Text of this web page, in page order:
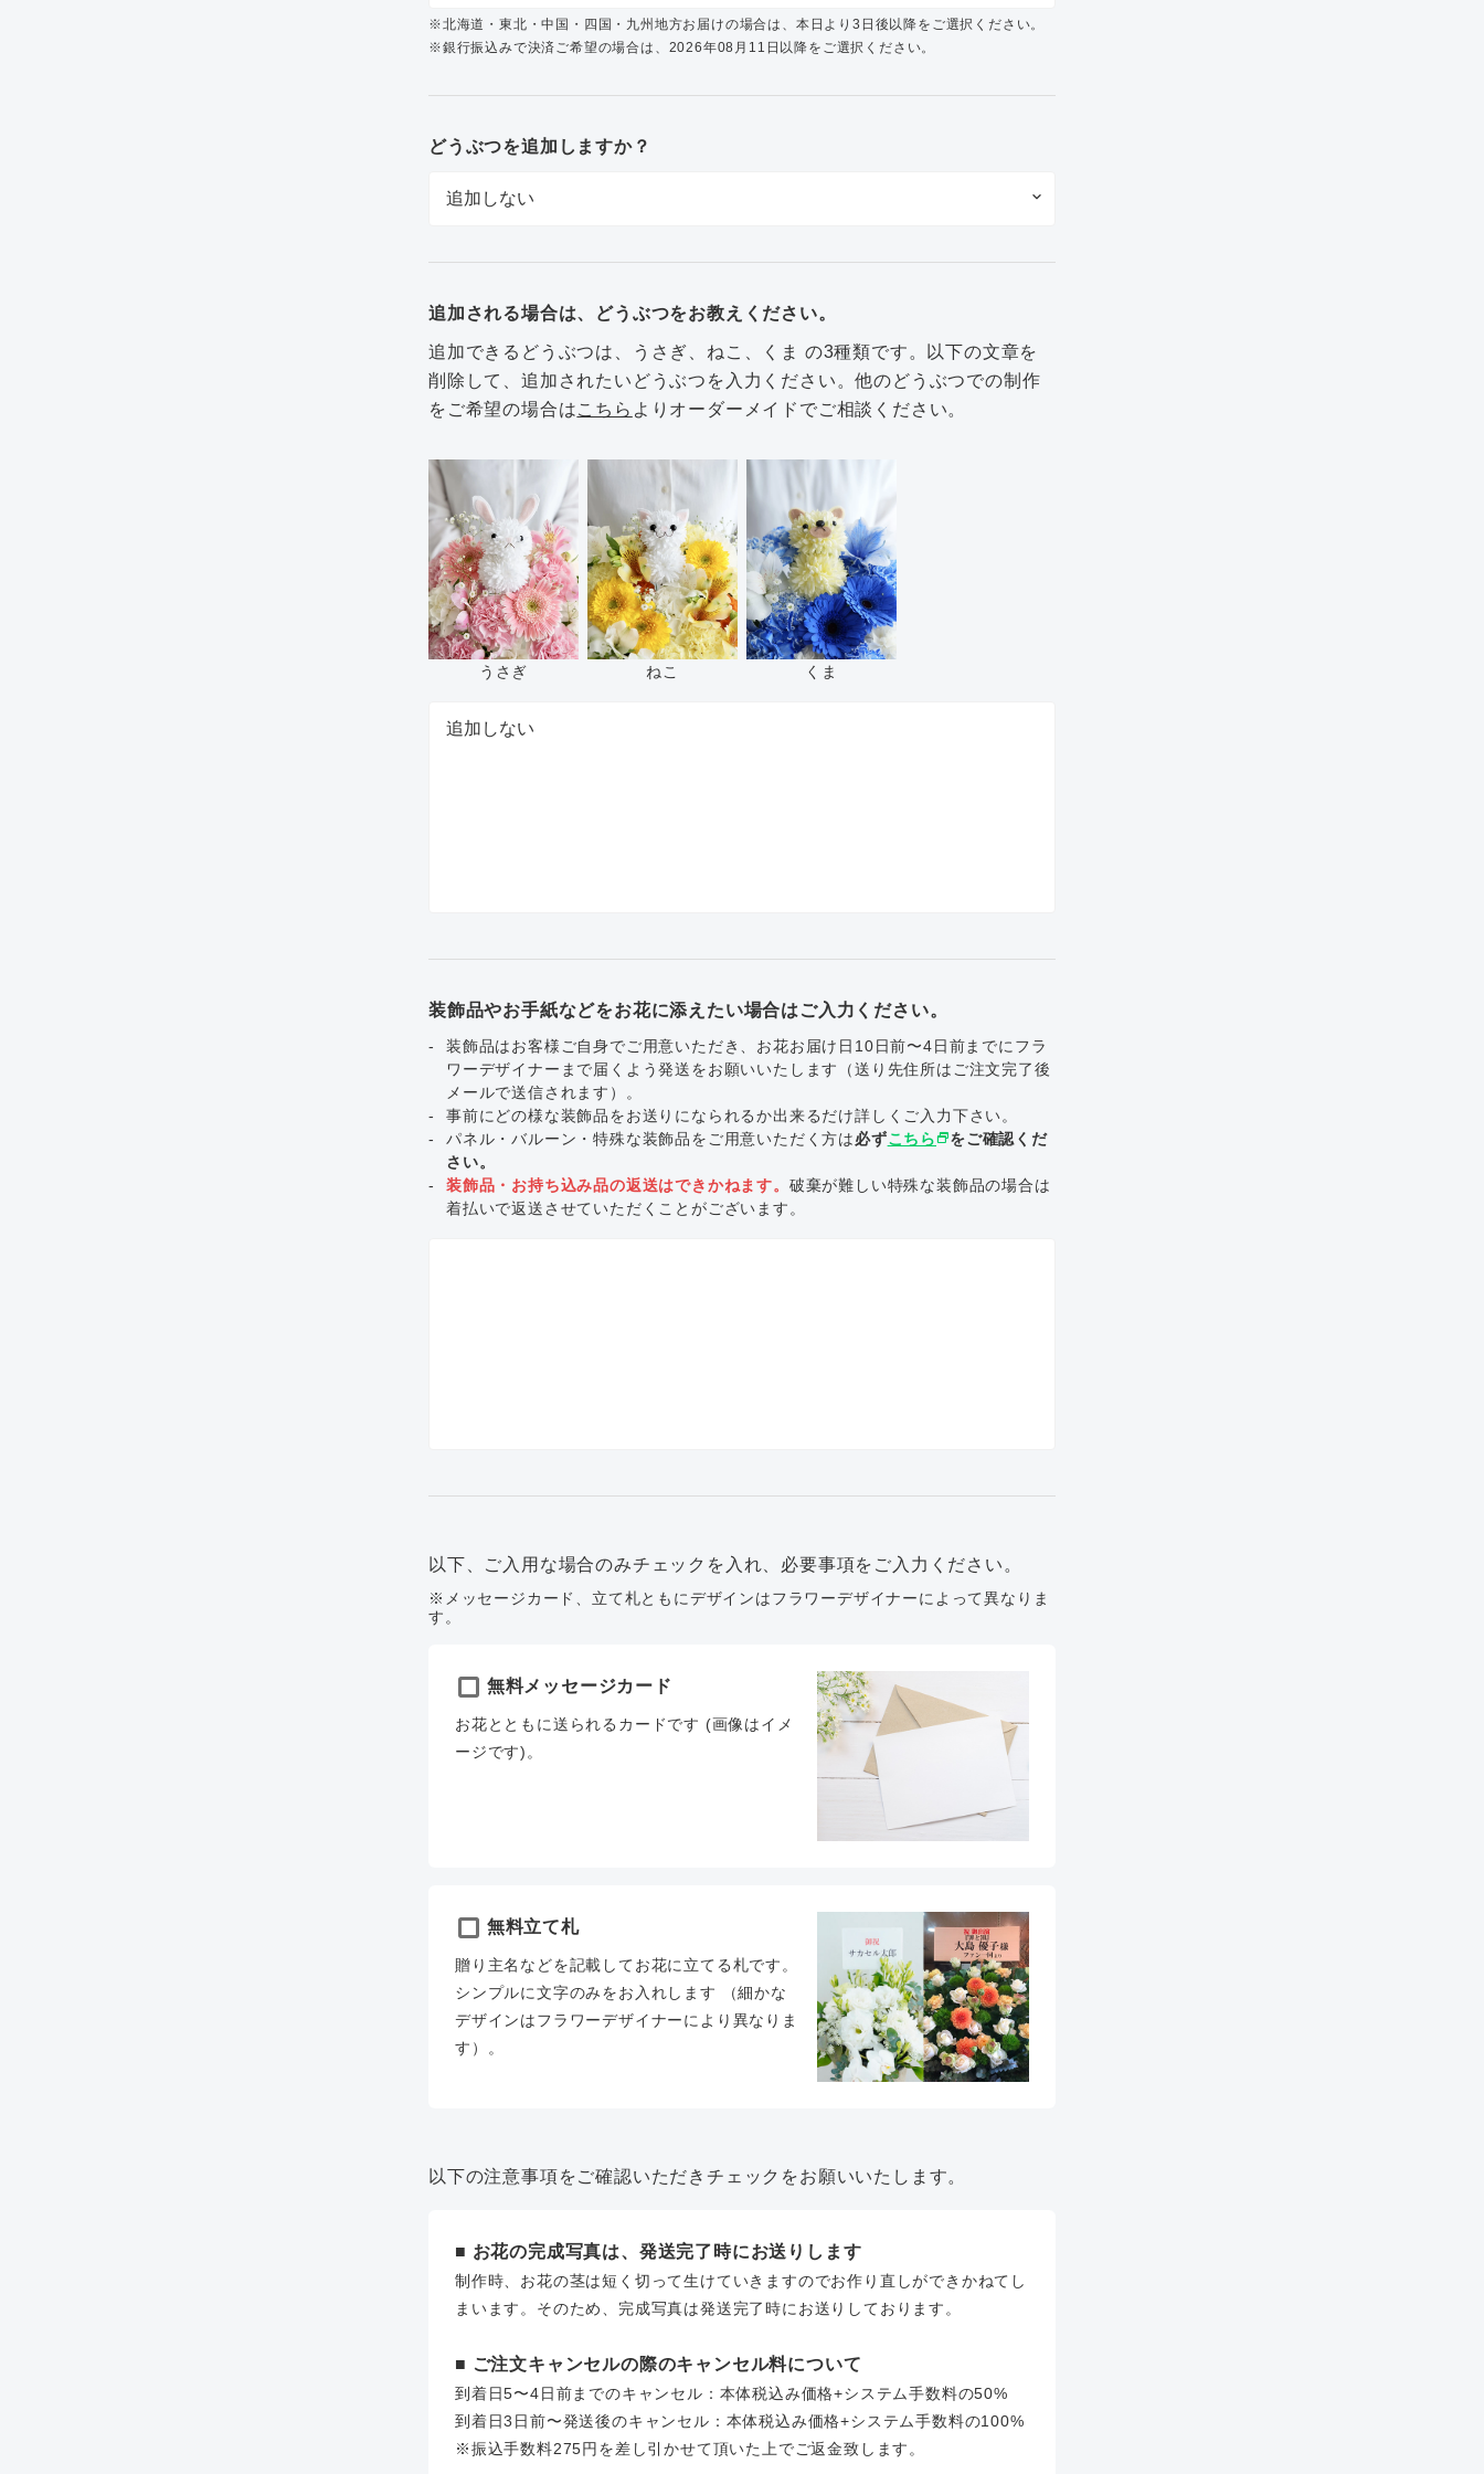
※北海道・東北・中国・四国・九州地方お届けの場合は、本日より3日後以降をご選択ください。
※銀行振込みで決済ご希望の場合は、2026年08月11日以降をご選択ください。
どうぶつを追加しますか？
追加される場合は、どうぶつをお教えください。
追加できるどうぶつは、うさぎ、ねこ、くま の3種類です。以下の文章を
削除して、追加されたいどうぶつを入力ください。他のどうぶつでの制作
をご希望の場合はこちら よりオーダーメイドでご相談ください。
うさぎ ねこ くま
装飾品やお手紙などをお花に添えたい場合はご入力ください。
装飾品はお客様ご自身でご用意いただき、お花お届け日10日前〜4日前までにフラ
ワーデザイナーまで届くよう発送をお願いいたします（送り先住所はご注文完了後
メールで送信されます）。
事前にどの様な装飾品をお送りになられるか出来るだけ詳しくご入力下さい。
パネル・バルーン・特殊な装飾品をご用意いただく方は必ずこちらselect_windowをご確認くだ
さい。
装飾品・お持ち込み品の返送はできかねます。 破棄が難しい特殊な装飾品の場合は
着払いで返送させていただくことがございます。
以下、ご入用な場合のみチェックを入れ、必要事項をご入力ください。
※メッセージカード、立て札ともにデザインはフラワーデザイナーによって異なりま
す。
無料メッセージカード
お花とともに送られるカードです (画像はイメ
ージです)。
無料立て札
贈り主名などを記載してお花に立てる札です。
シンプルに文字のみをお入れします （細かな
デザインはフラワーデザイナーにより異なりま
す）。
以下の注意事項をご確認いただきチェックをお願いいたします。
■ お花の完成写真は、発送完了時にお送りします
制作時、お花の茎は短く切って生けていきますのでお作り直しができかねてし
まいます。そのため、完成写真は発送完了時にお送りしております。
■ ご注文キャンセルの際のキャンセル料について
到着日5〜4日前までのキャンセル：本体税込み価格+システム手数料の50%
到着日3日前〜発送後のキャンセル：本体税込み価格+システム手数料の100%
※振込手数料275円を差し引かせて頂いた上でご返金致します。